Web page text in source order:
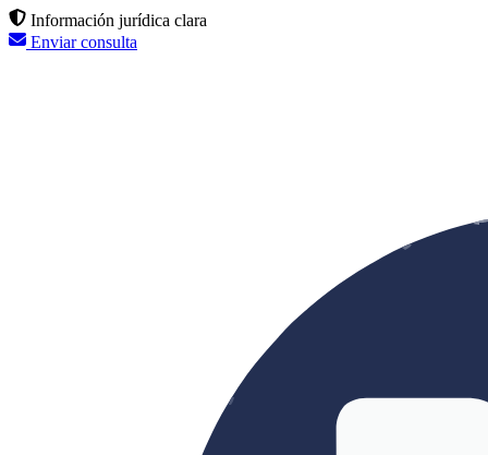
Información jurídica clara
Enviar consulta